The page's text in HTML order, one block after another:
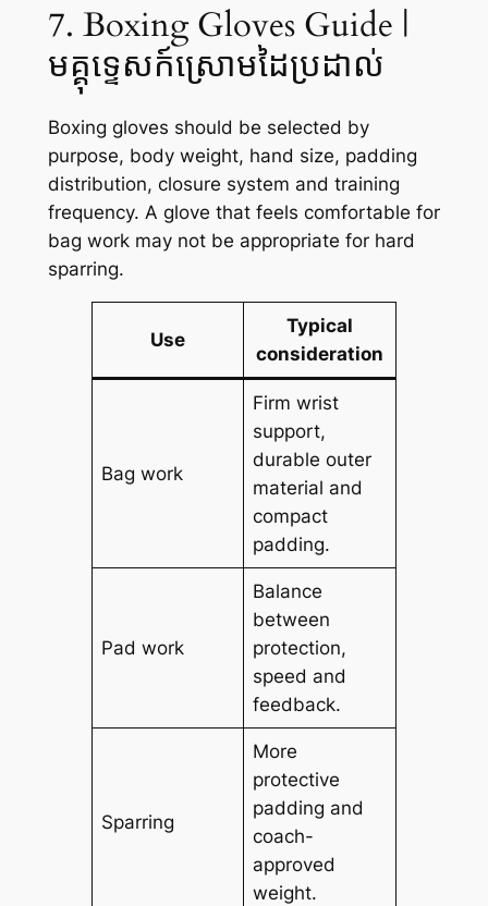
7. Boxing Gloves Guide |
មគ្គុទ្ទេសក៍ស្រោមដៃប្រដាល់
Boxing gloves should be selected by
purpose, body weight, hand size, padding
distribution, closure system and training
frequency. A glove that feels comfortable for
bag work may not be appropriate for hard
sparring.
Use
Typical
consideration
Bag work
Firm wrist
support,
durable outer
material and
compact
padding.
Pad work
Balance
between
protection,
speed and
feedback.
Sparring
More
protective
padding and
coach-
approved
weight.